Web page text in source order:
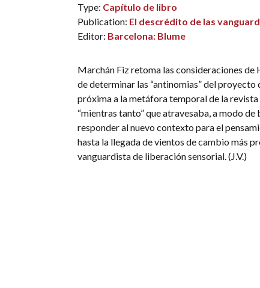
Type: Capítulo de libro
Publication: El descrédito de las
Editor: Barcelona: Blume
Marchán Fiz retoma las consideraciones
de determinar las “antinomias” del proyecto
próxima a la metáfora temporal de la
“mientras tanto” que atravesaba, a modo
responder al nuevo contexto para el
hasta la llegada de vientos de cambio más
vanguardista de liberación sensorial. (J.V.)